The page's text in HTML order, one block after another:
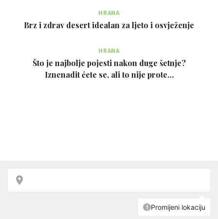
HRANA
Brz i zdrav desert idealan za ljeto i osvježenje
HRANA
Što je najbolje pojesti nakon duge šetnje?
Iznenadit ćete se, ali to nije prote…